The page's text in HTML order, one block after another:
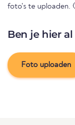
foto's te uploaden.
Ben je hier
Foto uploaden